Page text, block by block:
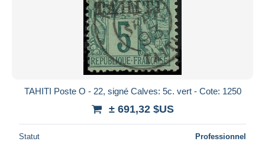
TAHITI Poste O - 22, signé Calves: 5c. vert - Cote: 1250
± 691,32 $US
Statut Professionnel